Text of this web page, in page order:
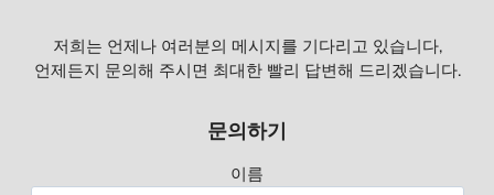
저희는 언제나 여러분의 메시지를 기다리고 있습니다,
언제든지 문의해 주시면 최대한 빨리 답변해 드리겠습니다.
문의하기
이름